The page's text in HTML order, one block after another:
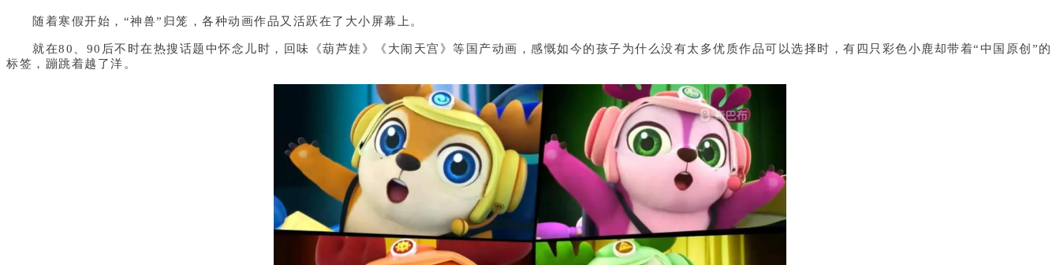
随着寒假开始，“神兽”归笼，各种动画作品又活跃在了大小屏幕上。
就在80、90后不时在热搜话题中怀念儿时，回味《葫芦娃》《大闹天宫》等国产动画，感慨如今的孩子为什么没有太多优质作品可以选择时，有四只彩色小鹿却带着“中国原创”的
标签，蹦跳着越了洋。